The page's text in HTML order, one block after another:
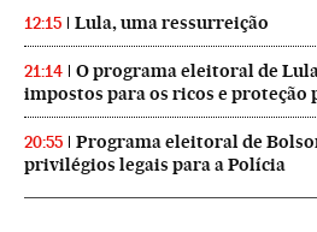
12:15 Lula, uma ressurreição
21:14
O programa eleitoral de
impostos para os ricos e proteção
20:55
Programa eleitoral de
privilégios legais para a Polícia